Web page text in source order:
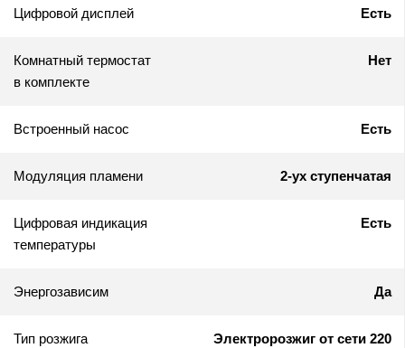
Цифровой дисплей Есть
Комнатный термостат
в комплекте
Нет
Встроенный насос Есть
Модуляция пламени 2-ух ступенчатая
Цифровая индикация
температуры
Есть
Энергозависим Да
Тип розжига
Электророзжиг от сети 220